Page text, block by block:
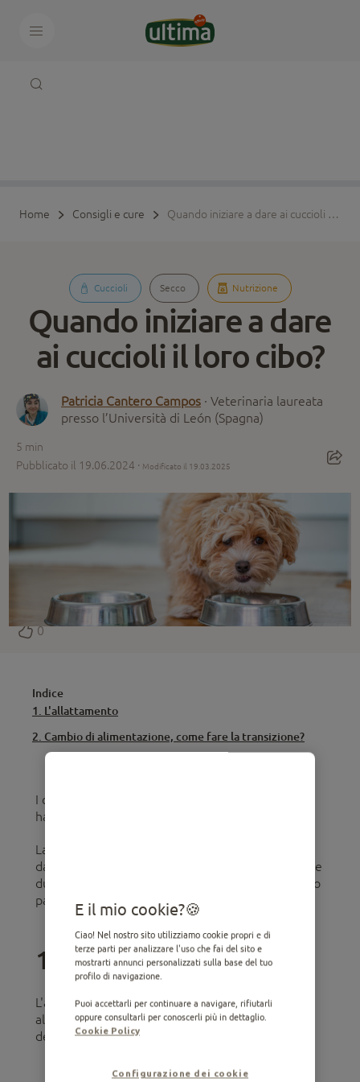
Home Consigli e cure Quando iniziare a dare ai cuccioli il loro cibo?
Cuccioli Secco Nutrizione
Quando iniziare a dare
ai cuccioli il loro cibo?
Patricia Cantero Campos · Veterinaria laureata
presso l’Università di León (Spagna)
5 min
Pubblicato il 19.06.2024 · Modificato il 19.03.2025
0
Indice
1. L'allattamento
2. Cambio di alimentazione, come fare la transizione?
I cagnolini appena nati sono fragili e delicati e
hanno bisogno di molte cure.
La loro crescita corretta dipenderà in gran parte
dal fatto che abbia avuto una buona alimentazione
durante i suoi primi mesi di vita. Te la raccontiamo
passo passo qui di seguito:
1. L'allattamento
L'allattamento materno è la forma di
alimentazione mediante cui il cucciolo si alimenta
del latte prodotto dalle mammelle della madre.
E il mio cookie?
Ciao! Nel nostro sito utilizziamo cookie propri e di
terze parti per analizzare l'uso che fai del sito e
mostrarti annunci personalizzati sulla base del tuo
profilo di navigazione.
Puoi accettarli per continuare a navigare, rifiutarli
oppure consultarli per conoscerli più in dettaglio.
Cookie Policy
Configurazione dei cookie